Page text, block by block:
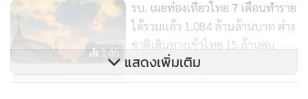
ของชาวจีนประมาณ 20% หมดอายุระหว่าง 3 ปีที่ผ่านมา ทำให้
หลังจากที่มีการเปิดประเทศอย่างเป็นทางการและรัฐบาลกลาง
กลับมาเปิดให้ต่ออายุพาสปอร์ตได้ตามปกติ จึงนำไปสู่ปัญหาคอ
ขวดชั่วคราวในขั้นตอนการทำพาสปอร์ตและการขอวีซ่า
146
รบ. เผยท่องเที่ยวไทย 7 เดือนทำราย
ได้รวมแล้ว 1.084 ล้านล้านบาท ต่าง
ชาติเดินทางเข้าไทย 15 ล้านคน
depa เผยแนวโน้มอุตสาหกรรม
แสดงเพิ่มเติม